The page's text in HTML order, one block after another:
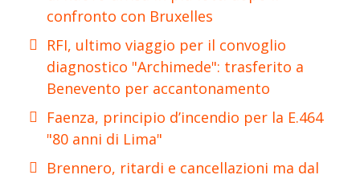
confronto con Bruxelles
RFI, ultimo viaggio per il convoglio
diagnostico "Archimede": trasferito a
Benevento per accantonamento
Faenza, principio d’incendio per la E.464
"80 anni di Lima"
Brennero, ritardi e cancellazioni ma dal